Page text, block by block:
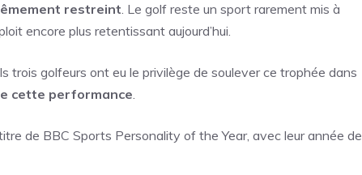
restreint. Le golf reste un sport rarement mis à
encore plus retentissant aujourd’hui.
trois golfeurs ont eu le privilège de soulever ce trophée dans
cette performance.
de BBC Sports Personality of the Year, avec leur année de